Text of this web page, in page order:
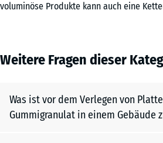
voluminöse Produkte kann auch eine
Weitere Fragen dieser
Was ist vor dem Verlegen von
Gummigranulat in einem Gebäude